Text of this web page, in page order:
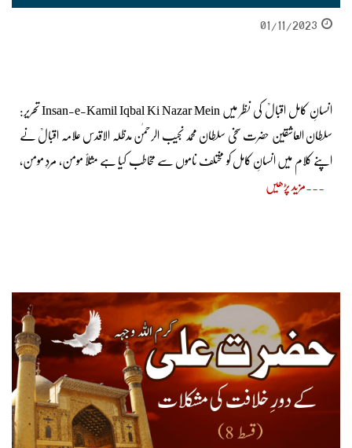
01/11/2023
انسانِ کامل اقبالؒ کی نظر میں Insan-e-Kamil Iqbal Ki Nazar Mein تحریر:
سلطان العاشقین حضرت سخی سلطان محمد نجیب الرحمٰن مدظلہ الاقدس علامہ اقبالؒ نے
اپنے کلام میں انسانِ کامل کو مختلف ناموں سے مخاطب کیا ہے مثلاً مومن، مردِ مومن،
مزید پڑھیں